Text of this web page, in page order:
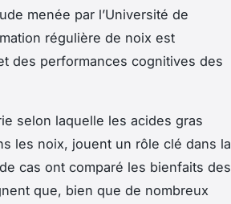
menée par l’Université de
régulière de noix est
des performances cognitives des
selon laquelle les acides gras
les noix, jouent un rôle clé dans la
cas ont comparé les bienfaits des
que, bien que de nombreux